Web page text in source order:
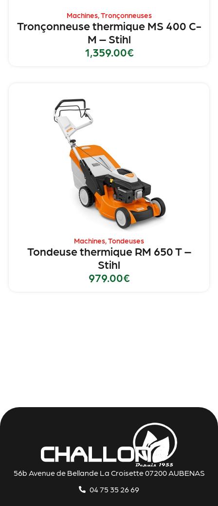
Machines,Tronçonneuses
Tronçonneuse thermique MS 400 C-
M – Stihl
1,359.00€
Machines,Tondeuses
Tondeuse thermique RM 650 T –
Stihl
979.00€
56b Avenue de Bellande La Croisette 07200 AUBENAS
04 75 35 26 69